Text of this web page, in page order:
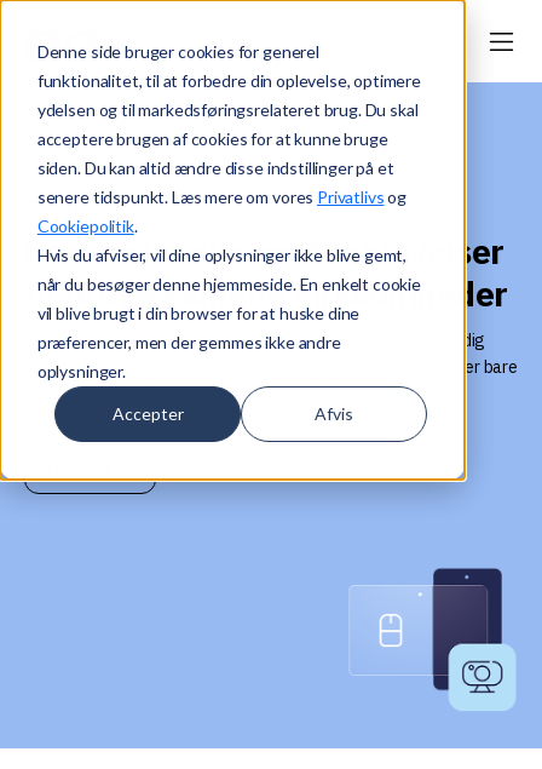
Denne side bruger cookies for generel
funktionalitet, til at forbedre din oplevelse, optimere
ydelsen og til markedsføringsrelateret brug. Du skal
acceptere brugen af cookies for at kunne bruge
siden. Du kan altid ændre disse indstillinger på et
senere tidspunkt. Læs mere om vores Privatlivsog
Cookiepolitik.
Hvis du afviser, vil dine oplysninger ikke blive gemt,
når du besøger denne hjemmeside. En enkelt cookie
vil blive brugt i din browser for at huske dine
præferencer, men der gemmes ikke andre
oplysninger.
Accepter Afvis
Møderumsløsninger og AV
Professionelle mødeoplevelser
til professionelle virksomheder
Møder kræver mere end gode intentioner. Hos ed hjælper vi dig
med at finde komplette møderumsløsninger og AV-udstyr, der bare
virker – lige fra skærme og lyd til installation og support